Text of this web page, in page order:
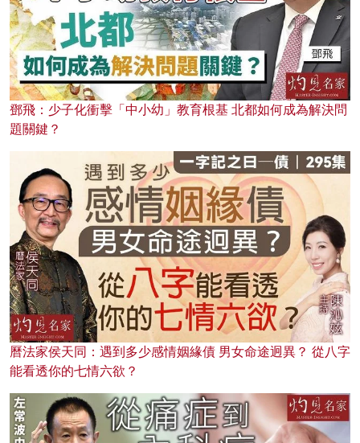
鄧飛：少子化衝擊「中小幼」教育根基 北都如何成為解決問
題關鍵？
曆法家侯天同：遇到多少感情姻緣債 男女命途迥異？ 從八字
能看透你的七情六欲？